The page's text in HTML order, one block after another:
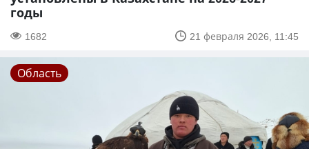
годы
1682 21 февраля 2026, 11:45
Область